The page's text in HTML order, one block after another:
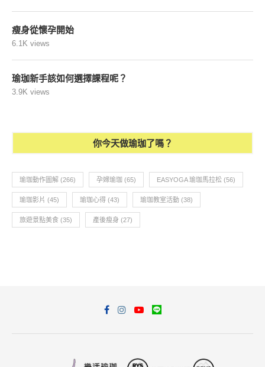
瘦身從懷孕開始
6.1K views
瑜珈新手該如何選擇課程呢？
3.9K views
你今天做瑜珈了嗎？
瑜珈動作圖解 (266) 孕婦瑜珈 (65) EASYOGA 瑜珈馬拉松 (56)
瑜珈影片 (45) 瑜珈心得 (43) 瑜珈教室活動 (38)
旅遊景點美食 (35) 產後瘦身 (27)